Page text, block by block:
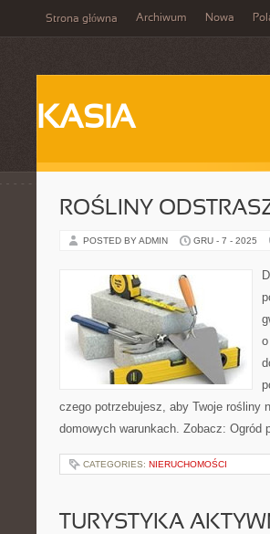
Strona główna Archiwum Nowa
KASIA
ROŚLINY
POSTED BY ADMIN GRU - 7 - 2025
czego potrzebujesz, aby Twoje rośliny
domowych warunkach. Zobacz:
CATEGORIES: NIERUCHOMOŚCI
TURYSTYKA